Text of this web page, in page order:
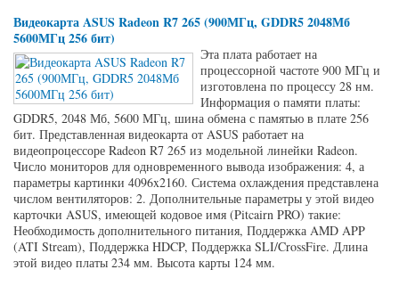
Видеокарта ASUS Radeon R7 265 (900МГц, GDDR5 2048Мб
5600МГц 256 бит)
Эта плата работает на
процессорной частоте 900 МГц и
изготовлена по процессу 28 нм.
Информация о памяти платы:
GDDR5, 2048 Мб, 5600 МГц, шина обмена с памятью в плате 256
бит. Представленная видеокарта от ASUS работает на
видеопроцессоре Radeon R7 265 из модельной линейки Radeon.
Число мониторов для одновременного вывода изображения: 4, а
параметры картинки 4096x2160. Система охлаждения представлена
числом вентиляторов: 2. Дополнительные параметры у этой видео
карточки ASUS, имеющей кодовое имя (Pitcairn PRO) такие:
Необходимость дополнительного питания, Поддержка AMD APP
(ATI Stream), Поддержка HDCP, Поддержка SLI/CrossFire. Длина
этой видео платы 234 мм. Высота карты 124 мм.